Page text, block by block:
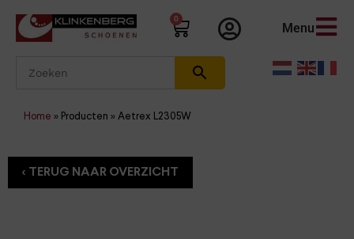
0
Menu
Home » Producten » Aetrex L2305W